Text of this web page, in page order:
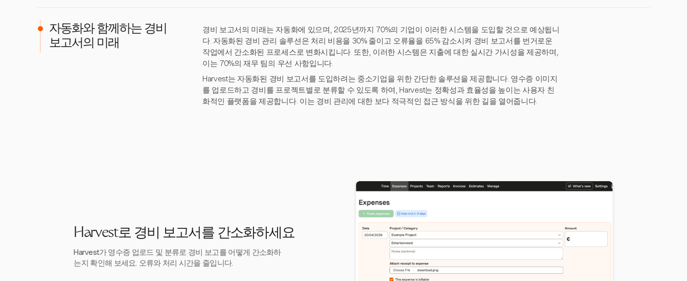
자동화와 함께하는 경비
보고서의 미래
경비 보고서의 미래는 자동화에 있으며, 2025년까지 70%의 기업이 이러한 시스템을 도입할 것으로 예상됩니
다. 자동화된 경비 관리 솔루션은 처리 비용을 30% 줄이고 오류율을 65% 감소시켜 경비 보고서를 번거로운
작업에서 간소화된 프로세스로 변화시킵니다. 또한, 이러한 시스템은 지출에 대한 실시간 가시성을 제공하며,
이는 70%의 재무 팀의 우선 사항입니다.
Harvest는 자동화된 경비 보고서를 도입하려는 중소기업을 위한 간단한 솔루션을 제공합니다. 영수증 이미지
를 업로드하고 경비를 프로젝트별로 분류할 수 있도록 하여, Harvest는 정확성과 효율성을 높이는 사용자 친
화적인 플랫폼을 제공합니다. 이는 경비 관리에 대한 보다 적극적인 접근 방식을 위한 길을 열어줍니다.
Harvest로 경비 보고서를 간소화하세요
Harvest가 영수증 업로드 및 분류로 경비 보고를 어떻게 간소화하
는지 확인해 보세요. 오류와 처리 시간을 줄입니다.